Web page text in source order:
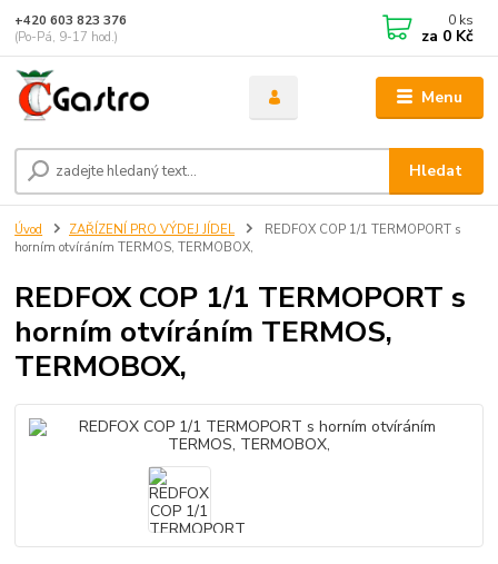
Menu
Hledat
+420 603 823 376
(Po-Pá, 9-17 hod.)
0 ks
za 0 Kč
Úvod ZAŘÍZENÍ PRO VÝDEJ JÍDEL
REDFOX COP 1/1 TERMOPORT s
horním otvíráním TERMOS, TERMOBOX,
REDFOX COP 1/1 TERMOPORT s
horním otvíráním TERMOS,
TERMOBOX,